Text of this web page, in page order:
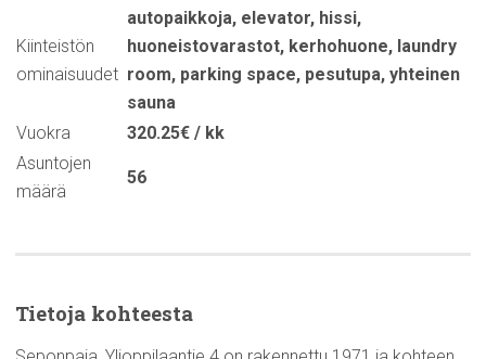
Kiinteistön
ominaisuudet
autopaikkoja, elevator, hissi,
huoneistovarastot, kerhohuone, laundry
room, parking space, pesutupa, yhteinen
sauna
Vuokra
320.25€ / kk
Asuntojen
määrä
56
Tietoja kohteesta